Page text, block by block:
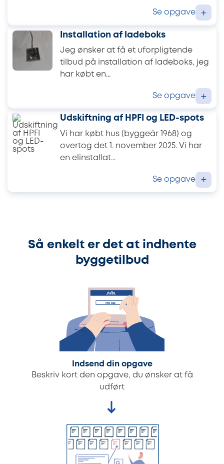
Se opgave +
Installation af ladeboks
Jeg ønsker at få et uforpligtende
tilbud på installation af ladeboks, jeg
har købt en...
Se opgave +
Udskiftning af HPFI og LED-spots
Vi har købt hus (byggeår 1968) og
overtog det 1. november 2025. Vi har
en elinstallat...
Se opgave +
Så enkelt er det at indhente
byggetilbud
Indsend din opgave
Beskriv kort den opgave, du ønsker at få
udført